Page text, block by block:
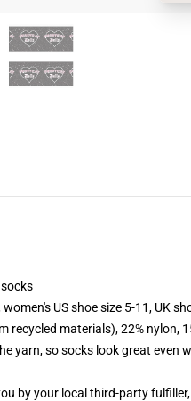
US shoe size 5-11, UK
recycled materials), 22% nylon,
yarn, so socks look great
by your local third-party